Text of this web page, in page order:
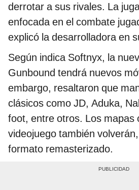
derrotar a sus rivales. La
enfocada en el combate
explicó la desarrolladora en
Según indica Softnyx, la
Gunbound tendrá nuevos
embargo, resaltaron que
clásicos como JD, Aduka,
foot, entre otros. Los mapas
videojuego también
formato remasterizado.